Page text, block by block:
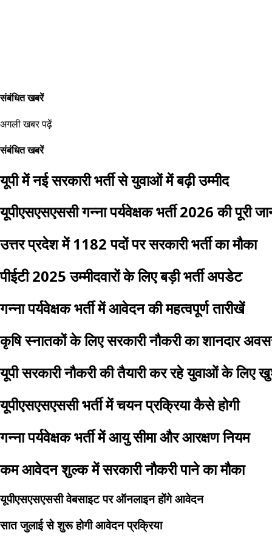
संबंधित खबरें
अगली खबर पढ़ें
संबंधित खबरें
यूपी में नई सरकारी भर्ती से युवाओं में बढ़ी उम्मीद
यूपीएसएसएससी गन्ना पर्यवेक्षक भर्ती 2026 की पूरी
उत्तर प्रदेश में 1182 पदों पर सरकारी भर्ती का मौका
पीईटी 2025 उम्मीदवारों के लिए बड़ी भर्ती अपडेट
गन्ना पर्यवेक्षक भर्ती में आवेदन की महत्वपूर्ण तारीखें
कृषि स्नातकों के लिए सरकारी नौकरी का शानदार
यूपी सरकारी नौकरी की तैयारी कर रहे युवाओं के लिए
यूपीएसएसएससी भर्ती में चयन प्रक्रिया कैसे होगी
गन्ना पर्यवेक्षक भर्ती में आयु सीमा और आरक्षण नियम
कम आवेदन शुल्क में सरकारी नौकरी पाने का मौका
यूपीएसएसएससी वेबसाइट पर ऑनलाइन होंगे आवेदन
सात जुलाई से शुरू होगी आवेदन प्रक्रिया